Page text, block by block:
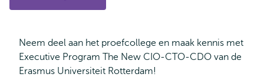
Neem deel aan het proefcollege en maak kennis met
Executive Program The New CIO-CTO-CDO van de
Erasmus Universiteit Rotterdam!